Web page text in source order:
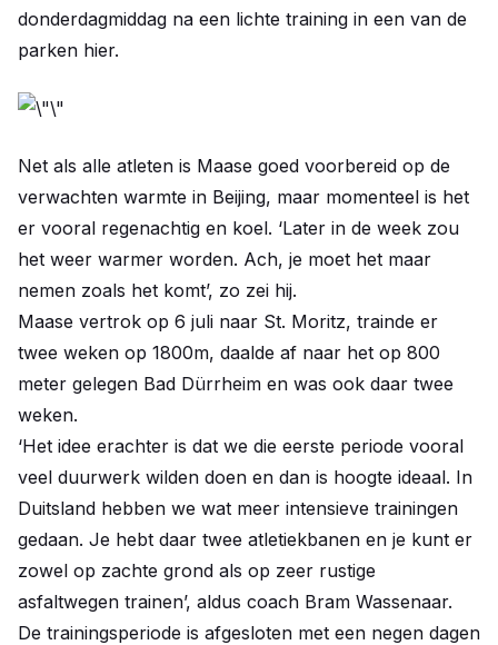
donderdagmiddag na een lichte training in een van de
parken hier.
Net als alle atleten is Maase goed voorbereid op de
verwachten warmte in Beijing, maar momenteel is het
er vooral regenachtig en koel. ‘Later in de week zou
het weer warmer worden. Ach, je moet het maar
nemen zoals het komt’, zo zei hij.
Maase vertrok op 6 juli naar St. Moritz, trainde er
twee weken op 1800m, daalde af naar het op 800
meter gelegen Bad Dürrheim en was ook daar twee
weken.
‘Het idee erachter is dat we die eerste periode vooral
veel duurwerk wilden doen en dan is hoogte ideaal. In
Duitsland hebben we wat meer intensieve trainingen
gedaan. Je hebt daar twee atletiekbanen en je kunt er
zowel op zachte grond als op zeer rustige
asfaltwegen trainen’, aldus coach Bram Wassenaar.
De trainingsperiode is afgesloten met een negen dagen